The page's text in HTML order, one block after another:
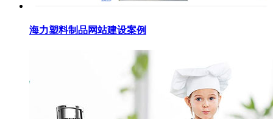
海力塑料制品网站建设案例